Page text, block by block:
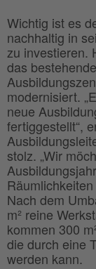
Wichtig ist es
nachhaltig in
zu investieren.
das bestehende
modernisiert.
neue
fertiggestellt“,
stolz. „Wir
Nach dem
m² reine
kommen 300
die durch eine
werden kann.